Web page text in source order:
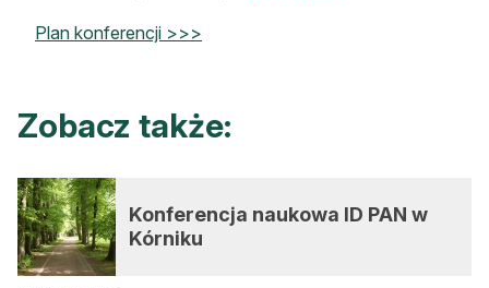
Plan konferencji >>>
Zobacz także:
Konferencja naukowa ID PAN w
Kórniku